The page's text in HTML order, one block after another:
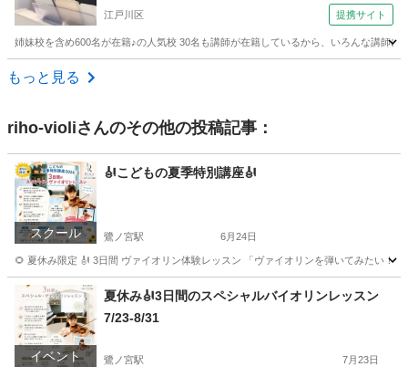
江戸川区 提携サイト
姉妹校を含め600名が在籍♪の人気校 30名も講師が在籍しているから、いろんな講師
東京 江戸川区
もっと見る
riho-violiさんのその他の投稿記事：
スクール
🎻こどもの夏季特別講座🎻
鷺ノ宮駅 6月24日
🌻 夏休み限定 🎻 3日間 ヴァイオリン体験レッスン 「ヴァイオリンを弾いてみたい！
東京 中野区 鷺ノ宮駅 音楽 ヴァイオリン
イベント
夏休み🎻3日間のスペシャルバイオリンレッスン
7/23-8/31
鷺ノ宮駅 7月23日